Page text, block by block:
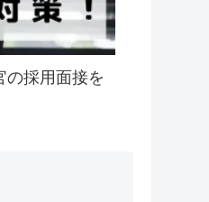
の採用面接を